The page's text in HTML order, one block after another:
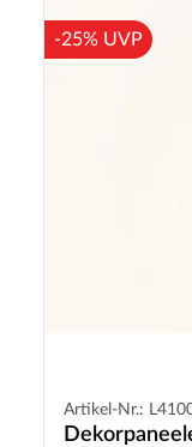
-25% UVP
Artikel-Nr.: